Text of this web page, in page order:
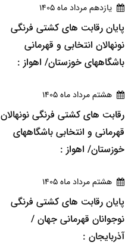
يازدهم مرداد ماه 1405
پایان رقابت های کشتی فرنگی
نونهالان انتخابی و قهرمانی
باشگاههای خوزستان/ اهواز :
هشتم مرداد ماه 1405
رقابت های کشتی فرنگی نونهالان
قهرمانی و انتخابی باشگاههای
خوزستان/ اهواز :
هشتم مرداد ماه 1405
پایان رقابت های کشتی فرنگی
نوجوانان قهرمانی جهان /
آذربایجان :